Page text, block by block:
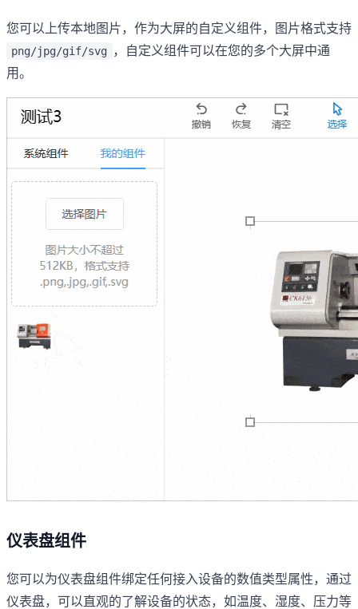
您可以上传本地图片，作为大屏的自定义组件，图片格式支持
png/jpg/gif/svg ，自定义组件可以在您的多个大屏中通
用。
仪表盘组件
您可以为仪表盘组件绑定任何接入设备的数值类型属性，通过
仪表盘，可以直观的了解设备的状态，如温度、湿度、压力等